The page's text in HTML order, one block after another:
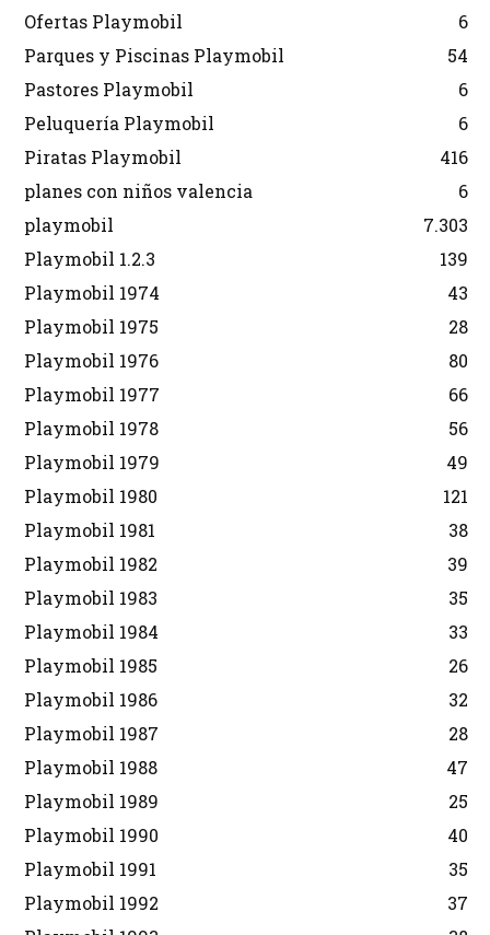
Ofertas Playmobil
6
Parques y Piscinas Playmobil
54
Pastores Playmobil
6
Peluquería Playmobil
6
Piratas Playmobil
416
planes con niños valencia
6
playmobil
7.303
Playmobil 1.2.3
139
Playmobil 1974
43
Playmobil 1975
28
Playmobil 1976
80
Playmobil 1977
66
Playmobil 1978
56
Playmobil 1979
49
Playmobil 1980
121
Playmobil 1981
38
Playmobil 1982
39
Playmobil 1983
35
Playmobil 1984
33
Playmobil 1985
26
Playmobil 1986
32
Playmobil 1987
28
Playmobil 1988
47
Playmobil 1989
25
Playmobil 1990
40
Playmobil 1991
35
Playmobil 1992
37